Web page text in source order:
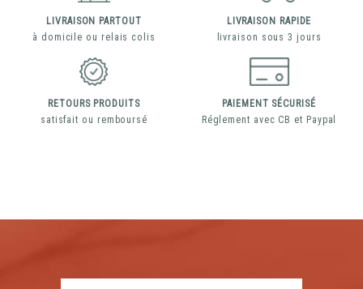
LIVRAISON PARTOUT
à domicile ou relais colis
LIVRAISON RAPIDE
livraison sous 3 jours
RETOURS PRODUITS
satisfait ou remboursé
PAIEMENT SÉCURISÉ
Réglement avec CB et Paypal